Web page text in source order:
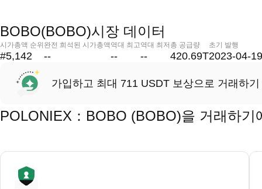
BOBO(BOBO)시장 데이터
시가총액 순위
#5,142
완전 희석된 시가총액
--
역대 최고
--
역대 최저
--
총 공급량
420.69T
초기 발행
2023-04-19
가입하고 최대 711 USDT 보상으로 거래하기
POLONIEX：BOBO (BOBO)을 거래하기